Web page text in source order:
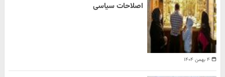
۴ بهمن ۱۴۰۴
اصلاحات سیاسی